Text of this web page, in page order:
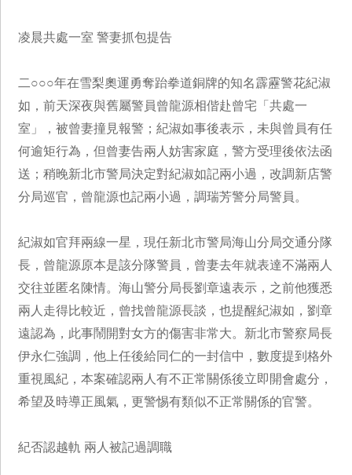
凌晨共處一室 警妻抓包提告
二○○○年在雪梨奧運勇奪跆拳道銅牌的知名霹靂警花紀淑
如，前天深夜與舊屬警員曾龍源相偕赴曾宅「共處一
室」，被曾妻撞見報警；紀淑如事後表示，未與曾員有任
何逾矩行為，但曾妻告兩人妨害家庭，警方受理後依法函
送；稍晚新北市警局決定對紀淑如記兩小過，改調新店警
分局巡官，曾龍源也記兩小過，調瑞芳警分局警員。
紀淑如官拜兩線一星，現任新北市警局海山分局交通分隊
長，曾龍源原本是該分隊警員，曾妻去年就表達不滿兩人
交往並匿名陳情。海山警分局長劉章遠表示，之前他獲悉
兩人走得比較近，曾找曾龍源長談，也提醒紀淑如，劉章
遠認為，此事鬧開對女方的傷害非常大。新北市警察局長
伊永仁強調，他上任後給同仁的一封信中，數度提到格外
重視風紀，本案確認兩人有不正常關係後立即開會處分，
希望及時導正風氣，更警惕有類似不正常關係的官警。
紀否認越軌 兩人被記過調職